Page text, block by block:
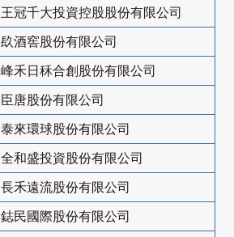
王冠千大投資控股股份有限公司
镹酒窖股份有限公司
峰禾日秝合創股份有限公司
臣唐股份有限公司
泰來環球股份有限公司
全和盛投資股份有限公司
長禾遠流股份有限公司
鋕民國際股份有限公司